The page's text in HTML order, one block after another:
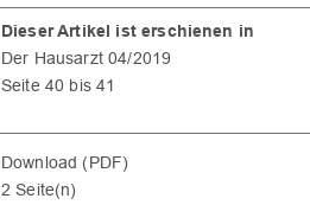
Dieser Artikel ist erschienen in
Der Hausarzt 04/2019
Seite 40 bis 41
Download (PDF)
2 Seite(n)